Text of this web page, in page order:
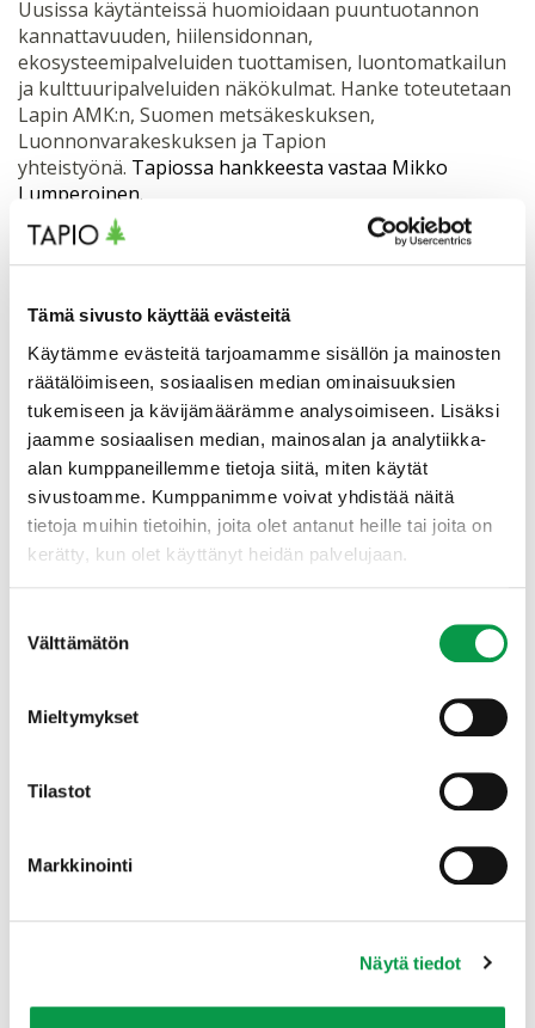
Tämä sivusto käyttää evästeitä
Käytämme evästeitä tarjoamamme sisällön ja mainosten
räätälöimiseen, sosiaalisen median ominaisuuksien
tukemiseen ja kävijämäärämme analysoimiseen. Lisäksi
jaamme sosiaalisen median, mainosalan ja analytiikka-
alan kumppaneillemme tietoja siitä, miten käytät
sivustoamme. Kumppanimme voivat yhdistää näitä
tietoja muihin tietoihin, joita olet antanut heille tai joita on
kerätty, kun olet käyttänyt heidän palvelujaan.
valinta
Välttämätön
Mieltymykset
Tilastot
Markkinointi
Näytä tiedot
Uusissa käytänteissä huomioidaan puuntuotannon
kannattavuuden, hiilensidonnan,
ekosysteemipalveluiden tuottamisen, luontomatkailun
ja kulttuuripalveluiden näkökulmat. Hanke toteutetaan
Lapin AMK:n, Suomen metsäkeskuksen,
Luonnonvarakeskuksen ja Tapion
yhteistyönä. Tapiossa hankkeesta vastaa Mikko
Lumperoinen.
Tavoitteiden yhteensovittaminen metsien hoidon
ehdotus siitä, miten ekologinen, sosiaalinen ja
päätöstukisovelluksissa yhteismitallisesti taloudellisen
kestävyyden mittareiden kanssa siten, että
metsänomistaja pystyy vertailemaan em. tekijöitä
metsän hoito- ja käyttöpäätöksiä tehdessään.
Ehdotuksen menetelmäksi tuottaa Tapion, Simosolin,
Luonnonvarakeskuksen, Helsingin yliopiston ja
Jyväskylän yliopiston yhteenliittymä.
kytkettyä entistä tiiviimmin ja yhteismitallisemmin
metsänomistajien päätöksentekoon”, kertoo
Lumperoinen.